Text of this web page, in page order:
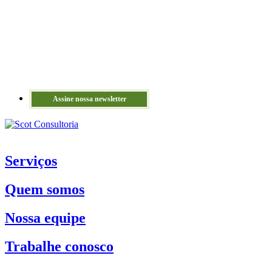
Assine nossa newsletter
Serviços
Quem somos
Nossa equipe
Trabalhe conosco